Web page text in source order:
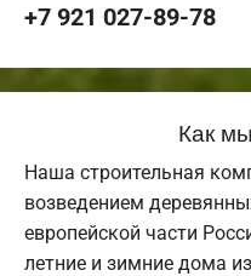
+7 921 027-89-78
Как
Наша строительная
возведением
европейской части
летние и зимние дома